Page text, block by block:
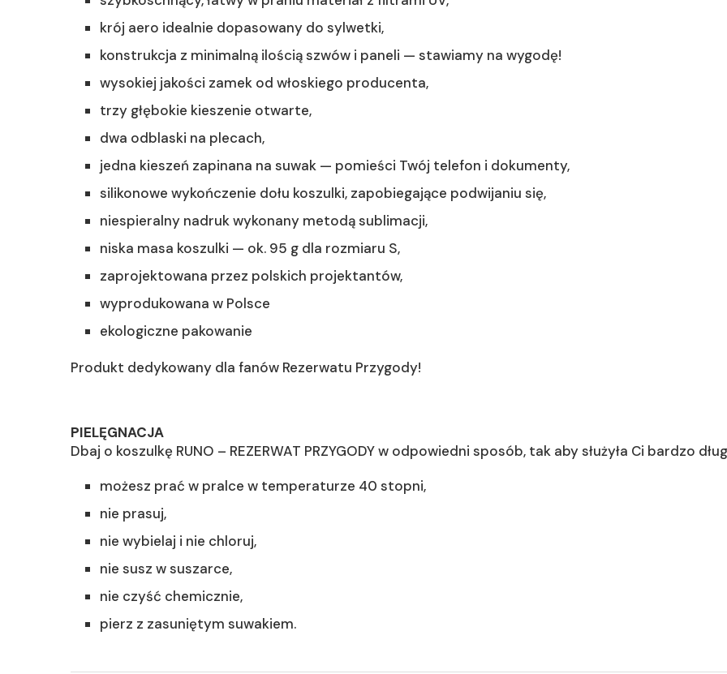
krój aero idealnie dopasowany do sylwetki,
konstrukcja z minimalną ilością szwów i paneli — stawiamy na wygodę!
wysokiej jakości zamek od włoskiego producenta,
trzy głębokie kieszenie otwarte,
dwa odblaski na plecach,
jedna kieszeń zapinana na suwak — pomieści Twój telefon i dokumenty,
silikonowe wykończenie dołu koszulki, zapobiegające podwijaniu się,
niespieralny nadruk wykonany metodą sublimacji,
niska masa koszulki — ok. 95 g dla rozmiaru S,
zaprojektowana przez polskich projektantów,
wyprodukowana w Polsce
ekologiczne pakowanie
Produkt dedykowany dla fanów Rezerwatu Przygody!
PIELĘGNACJA
Dbaj o koszulkę RUNO – REZERWAT PRZYGODY w odpowiedni sposób, tak aby służyła Ci bardzo
możesz prać w pralce w temperaturze 40 stopni,
nie prasuj,
nie wybielaj i nie chloruj,
nie susz w suszarce,
nie czyść chemicznie,
pierz z zasuniętym suwakiem.